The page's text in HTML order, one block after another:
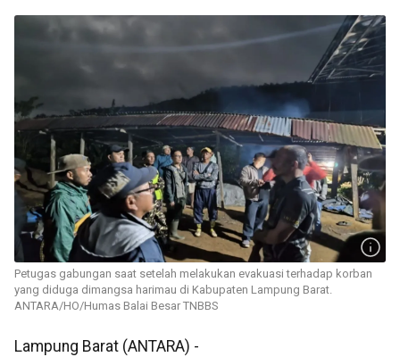
Petugas gabungan saat setelah melakukan evakuasi terhadap korban
yang diduga dimangsa harimau di Kabupaten Lampung Barat.
ANTARA/HO/Humas Balai Besar TNBBS
Lampung Barat (ANTARA) -